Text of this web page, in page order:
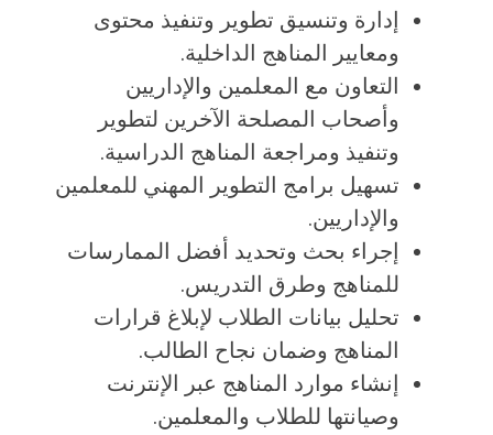
إدارة وتنسيق تطوير وتنفيذ محتوى
ومعايير المناهج الداخلية.
التعاون مع المعلمين والإداريين
وأصحاب المصلحة الآخرين لتطوير
وتنفيذ ومراجعة المناهج الدراسية.
تسهيل برامج التطوير المهني للمعلمين
والإداريين.
إجراء بحث وتحديد أفضل الممارسات
للمناهج وطرق التدريس.
تحليل بيانات الطلاب لإبلاغ قرارات
المناهج وضمان نجاح الطالب.
إنشاء موارد المناهج عبر الإنترنت
وصيانتها للطلاب والمعلمين.